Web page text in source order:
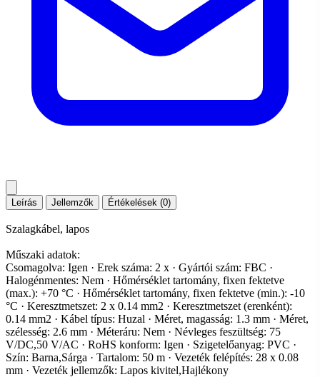
Leírás Jellemzők Értékelések (0)
Szalagkábel, lapos
Műszaki adatok:
Csomagolva: Igen · Erek száma: 2 x · Gyártói szám: FBC ·
Halogénmentes: Nem · Hőmérséklet tartomány, fixen fektetve
(max.): +70 °C · Hőmérséklet tartomány, fixen fektetve (min.): -10
°C · Keresztmetszet: 2 x 0.14 mm2 · Keresztmetszet (erenként):
0.14 mm2 · Kábel típus: Huzal · Méret, magasság: 1.3 mm · Méret,
szélesség: 2.6 mm · Méteráru: Nem · Névleges feszültség: 75
V/DC,50 V/AC · RoHS konform: Igen · Szigetelőanyag: PVC ·
Szín: Barna,Sárga · Tartalom: 50 m · Vezeték felépítés: 28 x 0.08
mm · Vezeték jellemzők: Lapos kivitel,Hajlékony